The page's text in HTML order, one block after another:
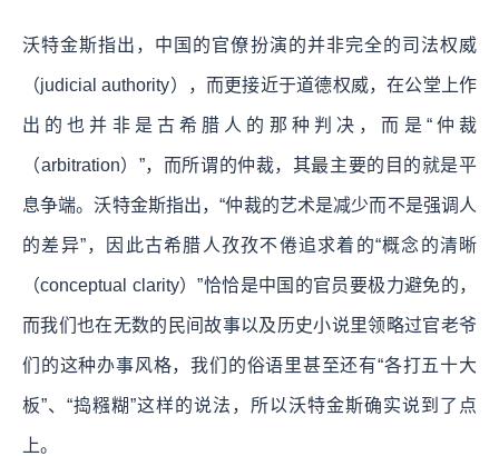
沃特金斯指出，中国的官僚扮演的并非完全的司法权威
（judicial authority），而更接近于道德权威，在公堂上作
出的也并非是古希腊人的那种判决，而是“仲裁
（arbitration）”，而所谓的仲裁，其最主要的目的就是平
息争端。沃特金斯指出，“仲裁的艺术是减少而不是强调人
的差异”，因此古希腊人孜孜不倦追求着的“概念的清晰
（conceptual clarity）”恰恰是中国的官员要极力避免的，
而我们也在无数的民间故事以及历史小说里领略过官老爷
们的这种办事风格，我们的俗语里甚至还有“各打五十大
板”、“捣糨糊”这样的说法，所以沃特金斯确实说到了点
上。